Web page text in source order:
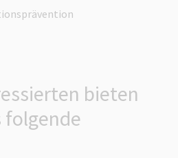
bieten